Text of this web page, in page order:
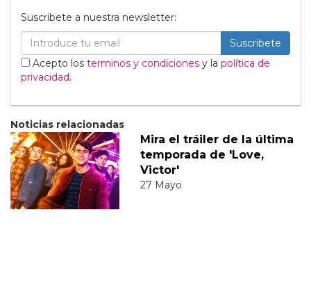
Suscribete a nuestra newsletter:
Suscribete
Acepto los terminos y condiciones y la política de
privacidad.
Noticias relacionadas
Mira el tráiler de la última
temporada de 'Love,
Victor'
27 Mayo